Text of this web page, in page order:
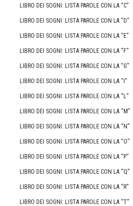
LIBRO DEI SOGNI: LISTA PAROLE CON LA “C”
LIBRO DEI SOGNI: LISTA PAROLE CON LA “D”
LIBRO DEI SOGNI: LISTA PAROLE CON LA “E”
LIBRO DEI SOGNI: LISTA PAROLE CON LA “F”
LIBRO DEI SOGNI: LISTA PAROLE CON LA “G”
LIBRO DEI SOGNI: LISTA PAROLE CON LA “I”
LIBRO DEI SOGNI: LISTA PAROLE CON LA “L”
LIBRO DEI SOGNI: LISTA PAROLE CON LA “M”
LIBRO DEI SOGNI: LISTA PAROLE CON LA “N”
LIBRO DEI SOGNI: LISTA PAROLE CON LA “O”
LIBRO DEI SOGNI: LISTA PAROLE CON LA “P”
LIBRO DEI SOGNI: LISTA PAROLE CON LA “Q”
LIBRO DEI SOGNI: LISTA PAROLE CON LA “R”
LIBRO DEI SOGNI: LISTA PAROLE CON LA “T”